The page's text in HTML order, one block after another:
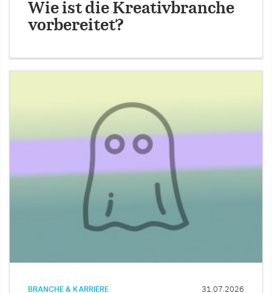
Wie ist die Kreativbranche
vorbereitet?
BRANCHE & KARRIERE 31.07.2026